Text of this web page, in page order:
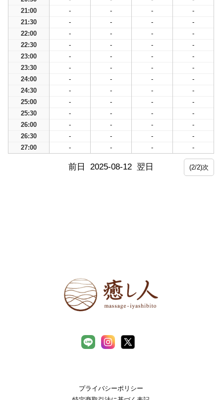
21:00
- - -
-
21:30
- - -
-
22:00
- - -
-
22:30
- - -
-
23:00
- - -
-
23:30
- - -
-
24:00
- - -
-
24:30
- - -
-
25:00
- - -
-
25:30
- - -
-
26:00
- - -
-
26:30
- - -
-
27:00
- - - -
前日 2025-08-12 翌日 (2/2)次
プライバシーポリシー